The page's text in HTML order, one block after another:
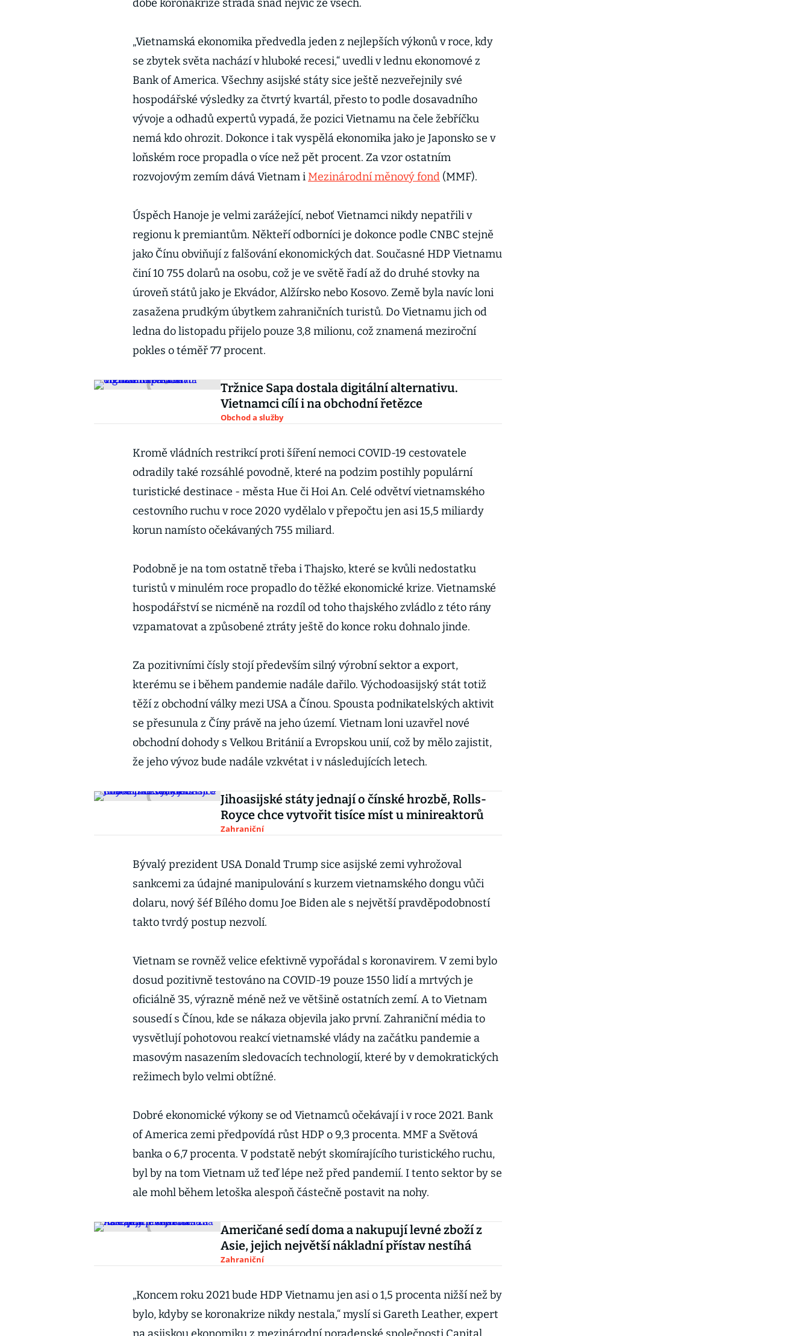
době koronakrize strádá snad nejvíc ze všech.
„Vietnamská ekonomika předvedla jeden z nejlepších výkonů v roce, kdy
se zbytek světa nachází v hluboké recesi,“ uvedli v lednu ekonomové z
Bank of America. Všechny asijské státy sice ještě nezveřejnily své
hospodářské výsledky za čtvrtý kvartál, přesto to podle dosavadního
vývoje a odhadů expertů vypadá, že pozici Vietnamu na čele žebříčku
nemá kdo ohrozit. Dokonce i tak vyspělá ekonomika jako je Japonsko se v
loňském roce propadla o více než pět procent. Za vzor ostatním
rozvojovým zemím dává Vietnam i Mezinárodní měnový fond (MMF).
Úspěch Hanoje je velmi zarážející, neboť Vietnamci nikdy nepatřili v
regionu k premiantům. Někteří odborníci je dokonce podle CNBC stejně
jako Čínu obviňují z falšování ekonomických dat. Současné HDP Vietnamu
činí 10 755 dolarů na osobu, což je ve světě řadí až do druhé stovky na
úroveň států jako je Ekvádor, Alžírsko nebo Kosovo. Země byla navíc loni
zasažena prudkým úbytkem zahraničních turistů. Do Vietnamu jich od
ledna do listopadu přijelo pouze 3,8 milionu, což znamená meziroční
pokles o téměř 77 procent.
Tržnice Sapa dostala digitální alternativu.
Vietnamci cílí i na obchodní řetězce
Obchod a služby
Kromě vládních restrikcí proti šíření nemoci COVID-19 cestovatele
odradily také rozsáhlé povodně, které na podzim postihly populární
turistické destinace - města Hue či Hoi An. Celé odvětví vietnamského
cestovního ruchu v roce 2020 vydělalo v přepočtu jen asi 15,5 miliardy
korun namísto očekávaných 755 miliard.
Podobně je na tom ostatně třeba i Thajsko, které se kvůli nedostatku
turistů v minulém roce propadlo do těžké ekonomické krize. Vietnamské
hospodářství se nicméně na rozdíl od toho thajského zvládlo z této rány
vzpamatovat a způsobené ztráty ještě do konce roku dohnalo jinde.
Za pozitivními čísly stojí především silný výrobní sektor a export,
kterému se i během pandemie nadále dařilo. Východoasijský stát totiž
těží z obchodní války mezi USA a Čínou. Spousta podnikatelských aktivit
se přesunula z Číny právě na jeho území. Vietnam loni uzavřel nové
obchodní dohody s Velkou Británií a Evropskou unií, což by mělo zajistit,
že jeho vývoz bude nadále vzkvétat i v následujících letech.
Jihoasijské státy jednají o čínské hrozbě, Rolls-
Royce chce vytvořit tisíce míst u minireaktorů
Zahraniční
Bývalý prezident USA Donald Trump sice asijské zemi vyhrožoval
sankcemi za údajné manipulování s kurzem vietnamského dongu vůči
dolaru, nový šéf Bílého domu Joe Biden ale s největší pravděpodobností
takto tvrdý postup nezvolí.
Vietnam se rovněž velice efektivně vypořádal s koronavirem. V zemi bylo
dosud pozitivně testováno na COVID-19 pouze 1550 lidí a mrtvých je
oficiálně 35, výrazně méně než ve většině ostatních zemí. A to Vietnam
sousedí s Čínou, kde se nákaza objevila jako první. Zahraniční média to
vysvětlují pohotovou reakcí vietnamské vlády na začátku pandemie a
masovým nasazením sledovacích technologií, které by v demokratických
režimech bylo velmi obtížné.
Dobré ekonomické výkony se od Vietnamců očekávají i v roce 2021. Bank
of America zemi předpovídá růst HDP o 9,3 procenta. MMF a Světová
banka o 6,7 procenta. V podstatě nebýt skomírajícího turistického ruchu,
byl by na tom Vietnam už teď lépe než před pandemií. I tento sektor by se
ale mohl během letoška alespoň částečně postavit na nohy.
Američané sedí doma a nakupují levné zboží z
Asie, jejich největší nákladní přístav nestíhá
Zahraniční
„Koncem roku 2021 bude HDP Vietnamu jen asi o 1,5 procenta nižší než by
bylo, kdyby se koronakrize nikdy nestala,“ myslí si Gareth Leather, expert